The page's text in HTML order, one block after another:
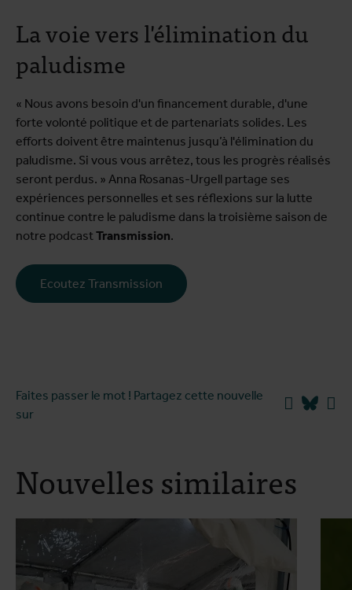
La voie vers l'élimination du
paludisme
« Nous avons besoin d'un financement durable, d'une
forte volonté politique et de partenariats solides. Les
efforts doivent être maintenus jusqu’à l'élimination du
paludisme. Si vous vous arrêtez, tous les progrès réalisés
seront perdus. » Anna Rosanas-Urgell partage ses
expériences personnelles et ses réflexions sur la lutte
continue contre le paludisme dans la troisième saison de
notre podcastTransmission.
Ecoutez Transmission
Faites passer le mot ! Partagez cette nouvelle
sur
Facebook
Nouvelles similaires